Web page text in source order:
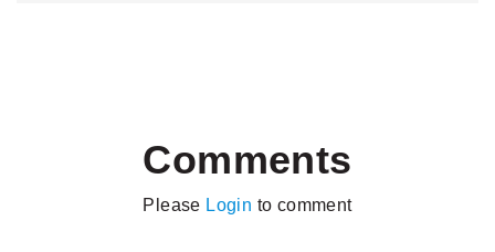
Comments
Please Login to comment